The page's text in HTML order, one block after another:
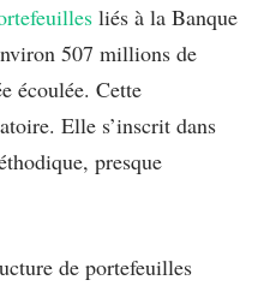
liés à la Banque
507 millions de
écoulée. Cette
Elle s’inscrit dans
presque
de portefeuilles